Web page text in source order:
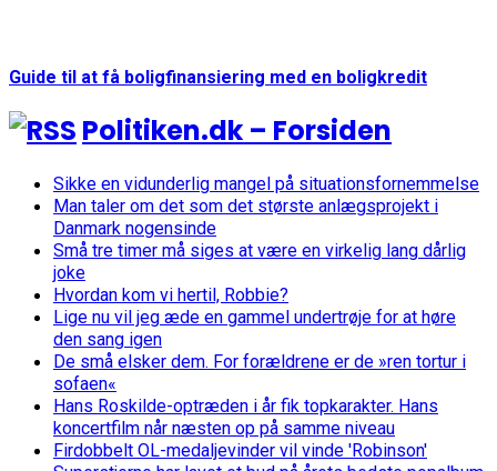
Guide til at få boligfinansiering med en boligkredit
Politiken.dk – Forsiden
Sikke en vidunderlig mangel på situationsfornemmelse
Man taler om det som det største anlægsprojekt i
Danmark nogensinde
Små tre timer må siges at være en virkelig lang dårlig
joke
Hvordan kom vi hertil, Robbie?
Lige nu vil jeg æde en gammel undertrøje for at høre
den sang igen
De små elsker dem. For forældrene er de »ren tortur i
sofaen«
Hans Roskilde-optræden i år fik topkarakter. Hans
koncertfilm når næsten op på samme niveau
Firdobbelt OL-medaljevinder vil vinde 'Robinson'